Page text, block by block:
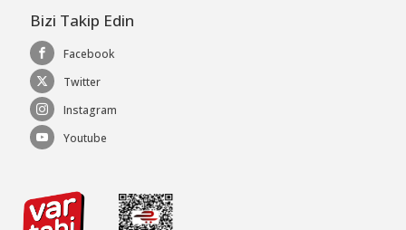
Bizi Takip Edin
Facebook
Twitter
Instagram
Youtube